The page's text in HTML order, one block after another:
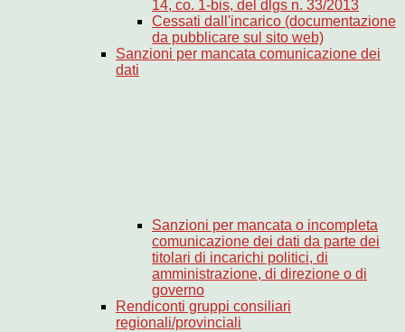
14, co. 1-bis, del dlgs n. 33/2013
Cessati dall'incarico (documentazione
da pubblicare sul sito web)
Sanzioni per mancata comunicazione dei
dati
Sanzioni per mancata o incompleta
comunicazione dei dati da parte dei
titolari di incarichi politici, di
amministrazione, di direzione o di
governo
Rendiconti gruppi consiliari
regionali/provinciali